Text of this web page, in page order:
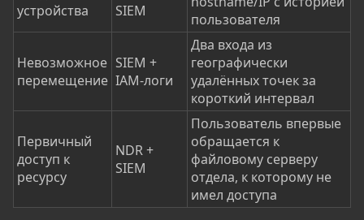
устройства
SIEM
пользователя
Невозможное
перемещение
SIEM +
IAM-логи
Два входа из
географически
удалённых точек за
короткий интервал
Первичный
доступ к
ресурсу
NDR +
SIEM
Пользователь впервые
обращается к
файловому серверу
отдела, к которому не
имел доступа